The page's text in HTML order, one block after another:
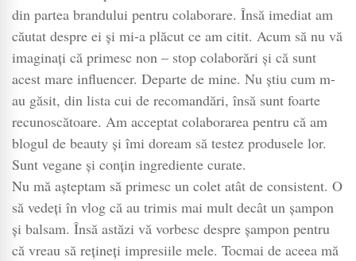
din partea brandului pentru colaborare. Însă imediat am
căutat despre ei și mi-a plăcut ce am citit. Acum să nu vă
imaginați că primesc non – stop colaborări și că sunt
acest mare influencer. Departe de mine. Nu știu cum m-
au găsit, din lista cui de recomandări, însă sunt foarte
recunoscătoare. Am acceptat colaborarea pentru că am
blogul de beauty și îmi doream să testez produsele lor.
Sunt vegane și conțin ingrediente curate.
Nu mă așteptam să primesc un colet atât de consistent. O
să vedeți în vlog că au trimis mai mult decât un șampon
și balsam. Însă astăzi vă vorbesc despre șampon pentru
că vreau să rețineți impresiile mele. Tocmai de aceea mă